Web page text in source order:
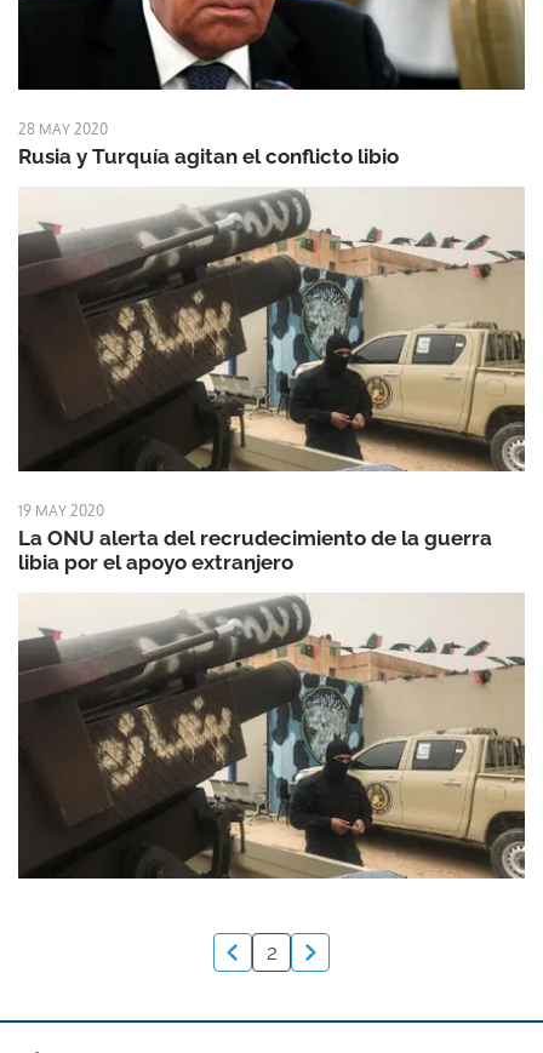
28 MAY 2020
Rusia y Turquía agitan el conflicto libio
19 MAY 2020
La ONU alerta del recrudecimiento de la guerra
libia por el apoyo extranjero
2